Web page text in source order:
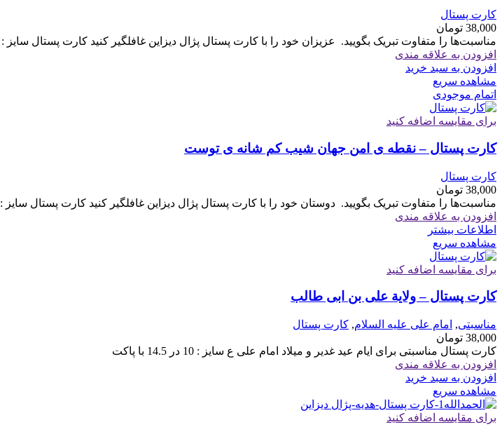
کارت پستال
38,000 تومان
مناسبت‌ها را متفاوت تبریک بگویید. ‏ ‏عزیزان خود را با کارت پستال پژال دیزاین غافلگیر کنید کارت پستال سایز :
افزودن به علاقه مندی
افزودن به سبد خرید
مشاهده سریع
اتمام موجودی
برای مقایسه اضافه کنید
کارت پستال – نقطه ی امن جهان شیب کم شانه ی توست
کارت پستال
38,000 تومان
مناسبت‌ها را متفاوت تبریک بگویید. ‏ ‏دوستان خود را با کارت پستال پژال دیزاین غافلگیر کنید کارت پستال سایز :
افزودن به علاقه مندی
اطلاعات بیشتر
مشاهده سریع
برای مقایسه اضافه کنید
کارت پستال – ولایة علی بن ابی طالب
مناسبتی, امام علی علیه السلام, کارت پستال
38,000 تومان
کارت پستال مناسبتی برای ایام عید غدیر و میلاد امام علی ع سایز : 10 در 14.5 با پاکت
افزودن به علاقه مندی
افزودن به سبد خرید
مشاهده سریع
برای مقایسه اضافه کنید